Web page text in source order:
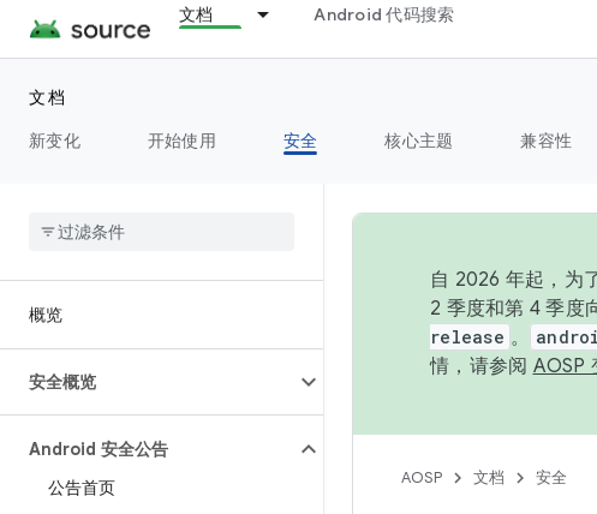
文档 Android 代码搜索
文档
新变化
开始使用 安全 核心主题 兼容性
概览
安全概览
Android 安全公告
公告首页
自 2026 年起，为
2 季度和第 4 季度
release 。
情，请参阅 AOSP
AOSP 文档 安全